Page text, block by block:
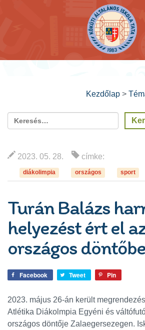
Kezdőlap >
2023. 05. 28. címke:
diákolimpia országos sport
Turán Balázs
helyezést ért el
országos
Facebook Tweet Pin
2023. május 26-án került
Atlétika Diákolmpia Egyéni és
országos döntője Zalaegersezegen.